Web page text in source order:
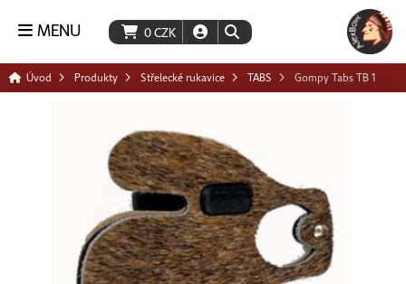
0CZK
MENU
Úvod Produkty Střelecké rukavice TABS Gompy Tabs TB 1